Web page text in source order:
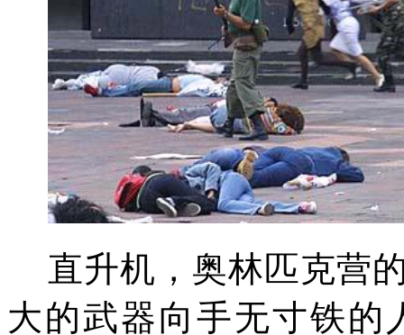
直升机，奥林匹克营
大的武器向手无寸铁的